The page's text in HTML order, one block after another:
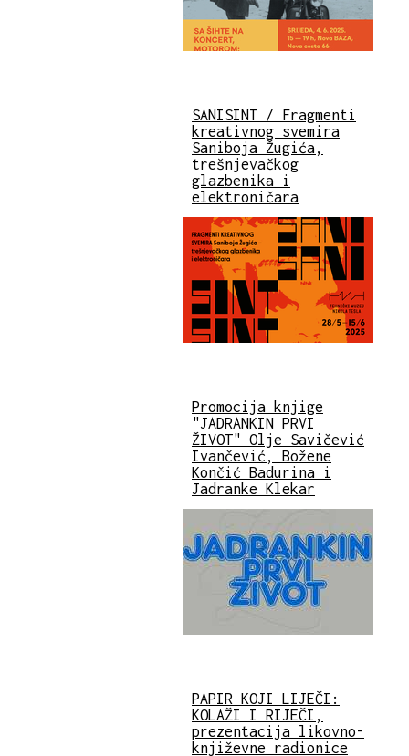
SANISINT / Fragmenti
kreativnog svemira
Saniboja Žugića,
trešnjevačkog
glazbenika i
elektroničara
Promocija knjige
"JADRANKIN PRVI
ŽIVOT" Olje Savičević
Ivančević, Božene
Končić Badurina i
Jadranke Klekar
PAPIR KOJI LIJEČI:
KOLAŽI I RIJEČI,
prezentacija likovno-
književne radionice